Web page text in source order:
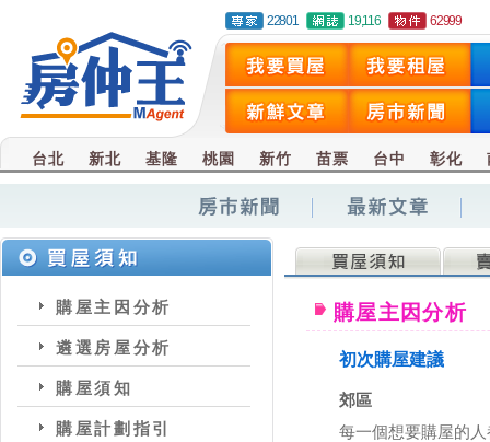
22801 19,116 62999
台北 新北 基隆 桃園 新竹 苗票 台中 彰化
購屋主因分析
遴選房屋分析
購屋須知
購屋計劃指引
購屋主因分析
初次購屋建議
郊區
每一個想要購屋的